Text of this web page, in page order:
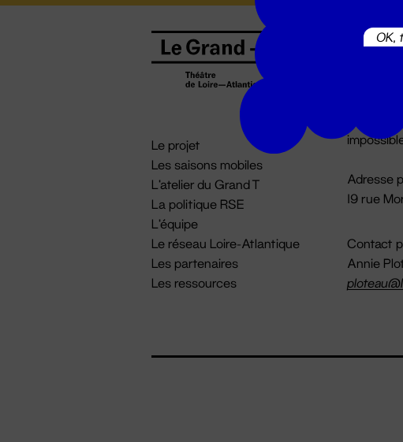
Le projet
Les saisons mobiles
L'atelier du Grand T
La politique RSE
L'équipe
Le réseau Loire-Atlantique
Les partenaires
Les ressources
Billetterie
Adresse
19 rue
Contact
Annie
OK,